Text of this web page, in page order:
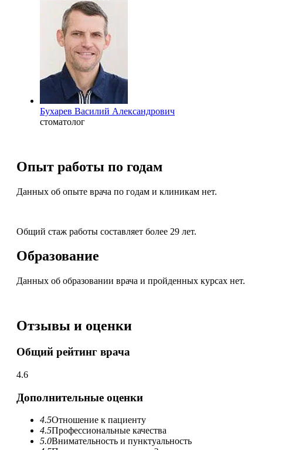
Бухарев Василий Александрович
стоматолог
Опыт работы по годам
Данных об опыте врача по годам и клиникам нет.
Общий стаж работы составляет более 29 лет.
Образование
Данных об образовании врача и пройденных курсах нет.
Отзывы и оценки
Общий рейтинг врача
4.6
Дополнительные оценки
4.5Отношение к пациенту
4.5Профессиональные качества
5.0Внимательность и пунктуальность